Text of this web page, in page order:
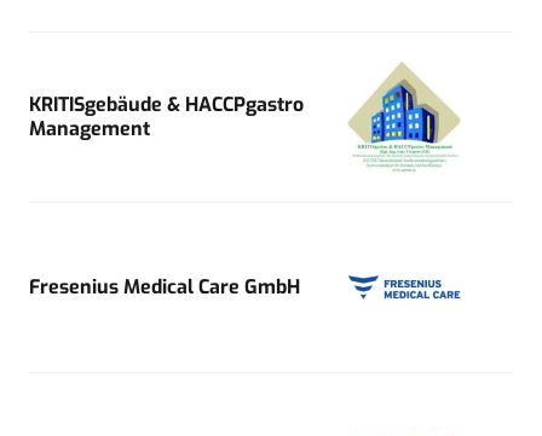
KRITISgebäude & HACCPgastro
Management
Fresenius Medical Care GmbH